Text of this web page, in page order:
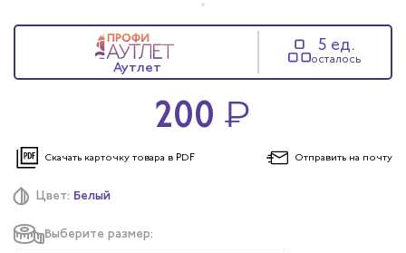
Цвет: Белый
Выберите размер:
Аутлет
5 ед.
осталось
200 ₽
Скачать карточку товара в PDF Отправить на почту